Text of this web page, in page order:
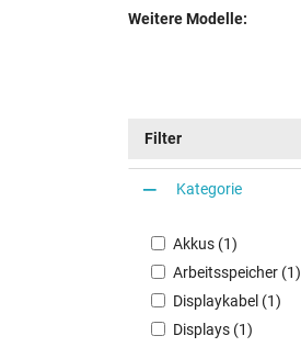
Weitere Modelle:
Filter
Kategorie
Akkus (1)
Arbeitsspeicher (1)
Displaykabel (1)
Displays (1)